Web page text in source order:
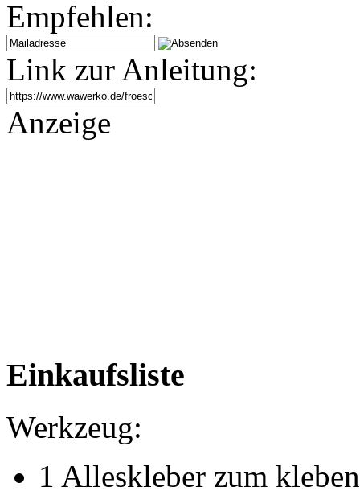
Empfehlen:
Link zur Anleitung:
Anzeige
Einkaufsliste
Werkzeug:
1 Alleskleber zum